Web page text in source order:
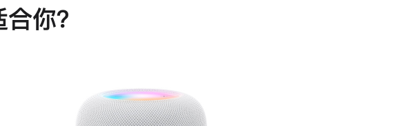
你？
进
一
步